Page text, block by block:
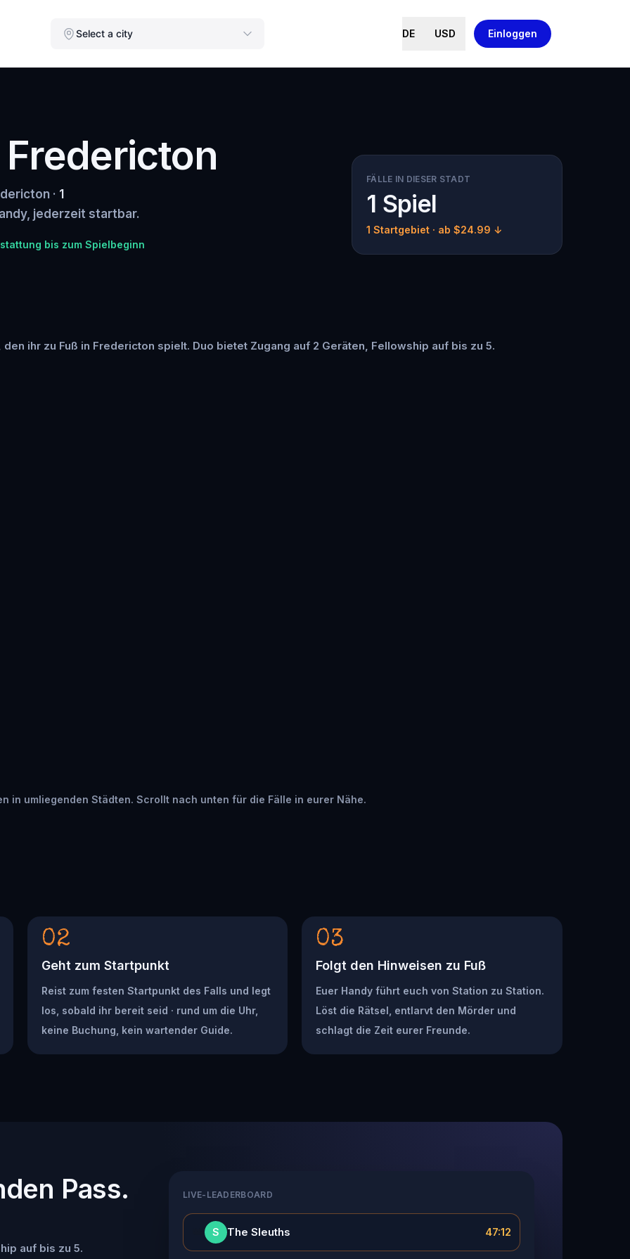
Select a city DE USD Einloggen
· 1
jederzeit startbar.
bis zum Spielbeginn
FÄLLE IN DIESER STADT
1 Spiel
1 Startgebiet · ab $24.99 ↓
ihr zu Fuß in Fredericton spielt. Duo bietet Zugang auf 2 Geräten, Fellowship auf bis zu 5.
in umliegenden Städten. Scrollt nach unten für die Fälle in eurer Nähe.
02
Geht zum Startpunkt
Reist zum festen Startpunkt des Falls und legt
los, sobald ihr bereit seid · rund um die Uhr,
keine Buchung, kein wartender Guide.
03
Folgt den Hinweisen zu Fuß
Euer Handy führt euch von Station zu Station.
Löst die Rätsel, entlarvt den Mörder und
schlagt die Zeit eurer Freunde.
Pass.
auf bis zu 5.
LIVE-LEADERBOARD
S The Sleuths 47:12